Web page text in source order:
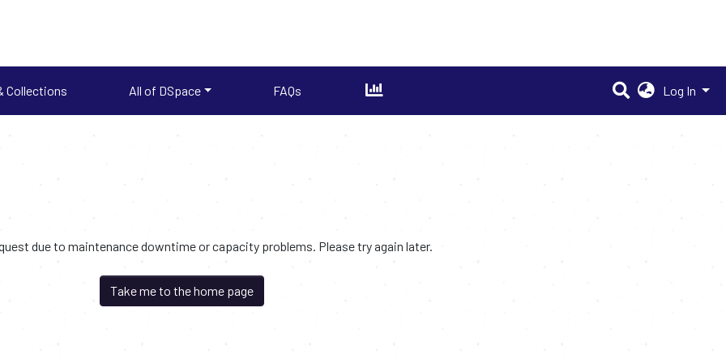
Collections All of DSpace FAQs Log In
due to maintenance downtime or capacity problems. Please try again later.
Take me to the home page